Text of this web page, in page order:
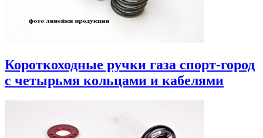
Короткоходные ручки газа спорт-город
с четырьмя кольцами и кабелями